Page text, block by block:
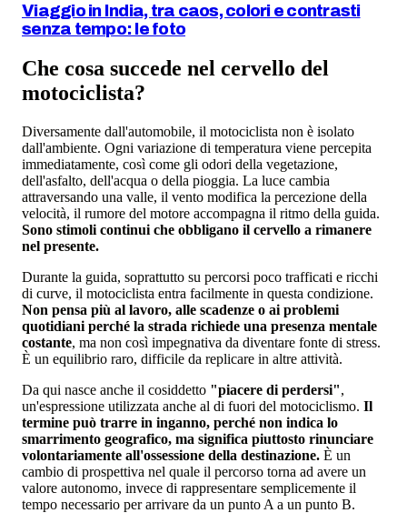
Viaggio in India, tra caos, colori e contrasti
senza tempo: le foto
Che cosa succede nel cervello del
motociclista?
Diversamente dall'automobile, il motociclista non è isolato
dall'ambiente. Ogni variazione di temperatura viene percepita
immediatamente, così come gli odori della vegetazione,
dell'asfalto, dell'acqua o della pioggia. La luce cambia
attraversando una valle, il vento modifica la percezione della
velocità, il rumore del motore accompagna il ritmo della guida.
Sono stimoli continui che obbligano il cervello a rimanere
nel presente.
Durante la guida, soprattutto su percorsi poco trafficati e ricchi
di curve, il motociclista entra facilmente in questa condizione.
Non pensa più al lavoro, alle scadenze o ai problemi
quotidiani perché la strada richiede una presenza mentale
costante, ma non così impegnativa da diventare fonte di stress.
È un equilibrio raro, difficile da replicare in altre attività.
Da qui nasce anche il cosiddetto "piacere di perdersi",
un'espressione utilizzata anche al di fuori del motociclismo. Il
termine può trarre in inganno, perché non indica lo
smarrimento geografico, ma significa piuttosto rinunciare
volontariamente all'ossessione della destinazione. È un
cambio di prospettiva nel quale il percorso torna ad avere un
valore autonomo, invece di rappresentare semplicemente il
tempo necessario per arrivare da un punto A a un punto B.